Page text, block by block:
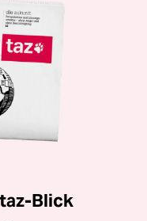
Blick